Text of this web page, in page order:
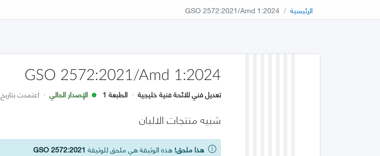
الرئيسية GSO 2572:2021/Amd 1:2024
GSO 2572:2021/Amd 1:2024
تعديل فني للائحة فنية خليجية · الطبعة 1 الإصدار الحالي · اعتمدت بتاريخ
شبيه منتجات الالبان
هذا ملحق! هذه الوثيقة هي ملحق للوثيقة GSO 2572:2021